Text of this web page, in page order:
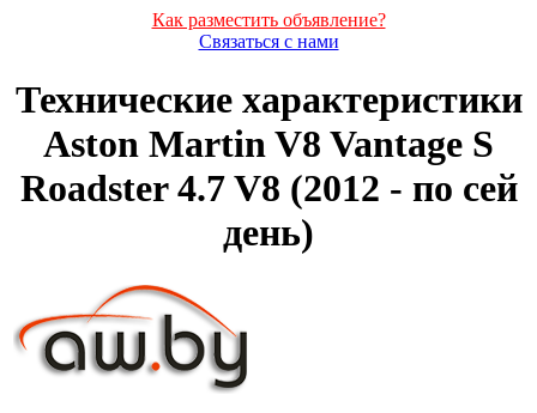
Как разместить объявление?
Связаться с нами
Технические характеристики
Aston Martin V8 Vantage S
Roadster 4.7 V8 (2012 - по сей
день)